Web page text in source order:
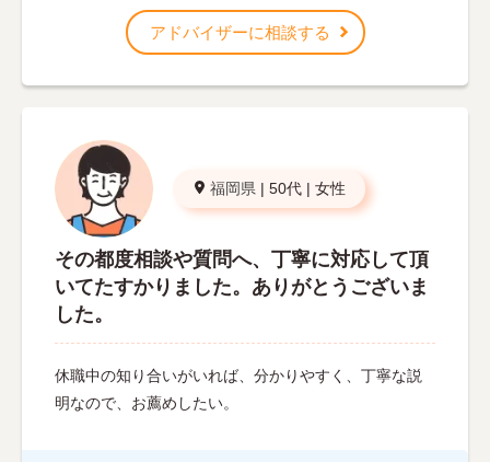
アドバイザーに相談する
福岡県 | 50代 | 女性
その都度相談や質問へ、丁寧に対応して頂
いてたすかりました。ありがとうございま
した。
休職中の知り合いがいれば、分かりやすく、丁寧な説
明なので、お薦めしたい。